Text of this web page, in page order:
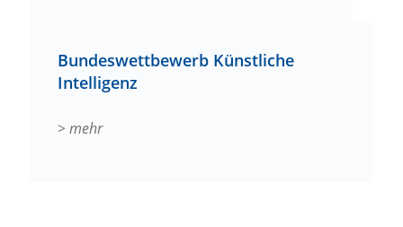
Bundeswettbewerb Künstliche
Intelligenz
> mehr